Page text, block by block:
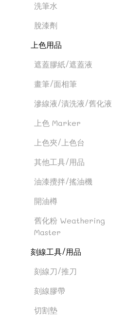
洗筆水
脫漆劑
上色用品
遮蓋膠紙/遮蓋液
畫筆/面相筆
滲線液/漬洗液/舊化液
上色 Marker
上色夾/上色台
其他工具/用品
油漆攪拌/搖油機
開油樽
舊化粉 Weathering
Master
刻線工具/用品
刻線刀/推刀
刻線膠帶
切割墊